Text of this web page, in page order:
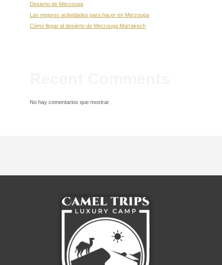
Desierto de Merzouga
Las mejores actividades para hacer en Merzouga
Cómo llegar al desierto de Merzouga Marrakech
No hay comentarios que mostrar.